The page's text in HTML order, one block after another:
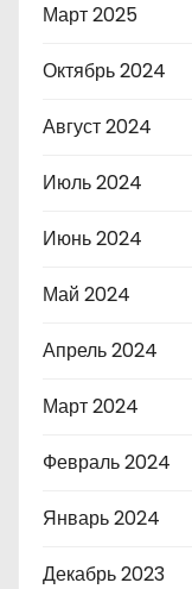
Март 2025
Октябрь 2024
Август 2024
Июль 2024
Июнь 2024
Май 2024
Апрель 2024
Март 2024
Февраль 2024
Январь 2024
Декабрь 2023